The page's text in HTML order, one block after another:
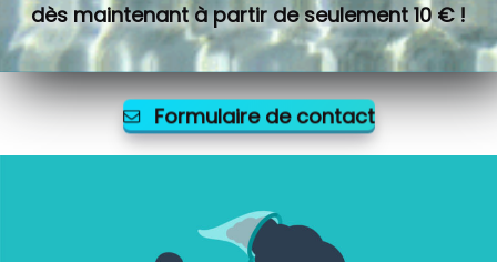
dès maintenant à partir de seulement 10 € !
Formulaire de contact